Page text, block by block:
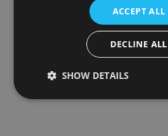
ACCEPT ALL
DECLINE ALL
SHOW DETAILS